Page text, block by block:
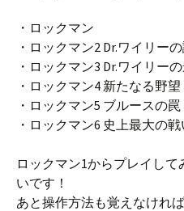
・ロックマン
・ロックマン2 Dr.ワイリー
・ロックマン3 Dr.ワイリー
・ロックマン4 新たなる野望
・ロックマン5 ブルースの罠
・ロックマン6 史上最大の戦
ロックマン1からプレイし
いです！
あと操作方法も覚えなければ